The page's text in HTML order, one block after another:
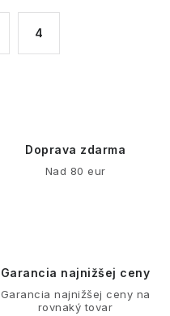
4
Doprava zdarma
Nad 80 eur
Garancia najnižšej ceny
Garancia najnižšej ceny na
rovnaký tovar